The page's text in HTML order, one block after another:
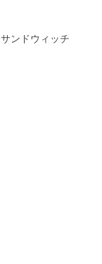
ンドウィッチ